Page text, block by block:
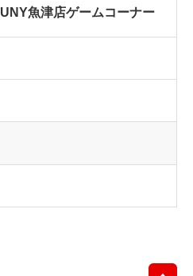
魚津店ゲームコーナー